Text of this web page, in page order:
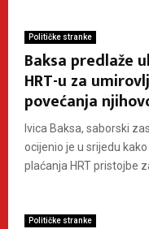
Političke stranke
Baksa predlaže
HRT-u za
povećanja
Ivica Baksa, saborski
ocijenio je u srijedu
plaćanja HRT pristojbe
Političke stranke